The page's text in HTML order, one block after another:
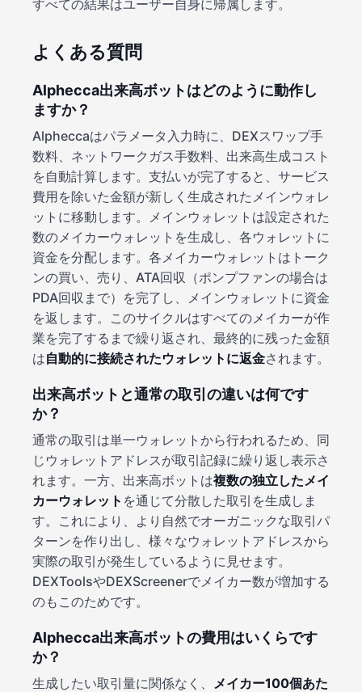
すべての結果はユーザー自身に帰属します。
よくある質問
Alphecca出来高ボットはどのように動作し
ますか？
Alpheccaはパラメータ入力時に、DEXスワップ手
数料、ネットワークガス手数料、出来高生成コスト
を自動計算します。支払いが完了すると、サービス
費用を除いた金額が新しく生成されたメインウォレ
ットに移動します。メインウォレットは設定された
数のメイカーウォレットを生成し、各ウォレットに
資金を分配します。各メイカーウォレットはトーク
ンの買い、売り、ATA回収（ポンプファンの場合は
PDA回収まで）を完了し、メインウォレットに資金
を返します。このサイクルはすべてのメイカーが作
業を完了するまで繰り返され、最終的に残った金額
は自動的に接続されたウォレットに返金されます。
出来高ボットと通常の取引の違いは何です
か？
通常の取引は単一ウォレットから行われるため、同
じウォレットアドレスが取引記録に繰り返し表示さ
れます。一方、出来高ボットは複数の独立したメイ
カーウォレット を通じて分散した取引を生成しま
す。これにより、より自然でオーガニックな取引パ
ターンを作り出し、様々なウォレットアドレスから
実際の取引が発生しているように見せます。
DEXToolsやDEXScreenerでメイカー数が増加する
のもこのためです。
Alphecca出来高ボットの費用はいくらです
か？
生成したい取引量に関係なく、
メイカー100個あた